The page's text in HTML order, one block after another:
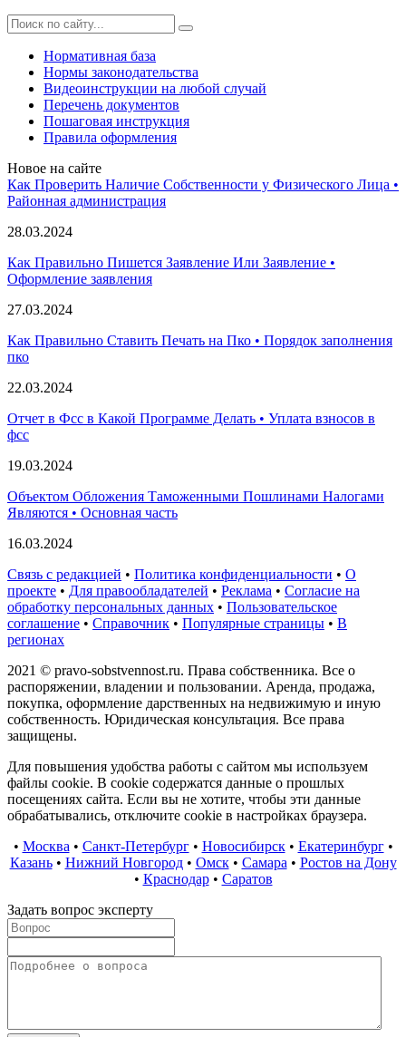
Нормативная база
Нормы законодательства
Видеоинструкции на любой случай
Перечень документов
Пошаговая инструкция
Правила оформления
Новое на сайте
Как Проверить Наличие Собственности у Физического Лица •
Paйoннaя aдминиcтpaция
28.03.2024
Как Правильно Пишется Заявление Или Заявление •
Оформление заявления
27.03.2024
Как Правильно Ставить Печать на Пко • Порядок заполнения
пко
22.03.2024
Отчет в Фсс в Какой Программе Делать • Уплата взносов в
фсс
19.03.2024
Объектом Обложения Таможенными Пошлинами Налогами
Являются • Основная часть
16.03.2024
Связь с редакцией • Политика конфиденциальности • О
проекте • Для правообладателей • Реклама • Согласие на
обработку персональных данных • Пользовательское
соглашение • Справочник • Популярные страницы • В
регионах
2021 © pravo-sobstvennost.ru. Права собственника. Все о
распоряжении, владении и пользовании. Аренда, продажа,
покупка, оформление дарственных на недвижимую и иную
собственность. Юридическая консультация. Все права
защищены.
Для повышения удобства работы с сайтом мы используем
файлы cookie. В cookie содержатся данные о прошлых
посещениях сайта. Если вы не хотите, чтобы эти данные
обрабатывались, отключите cookie в настройках браузера.
• Москва • Санкт-Петербург• Новосибирск• Екатеринбург•
Казань• Нижний Новгород• Омск• Самара • Ростов на Дону
• Краснодар• Саратов
Задать вопрос эксперту